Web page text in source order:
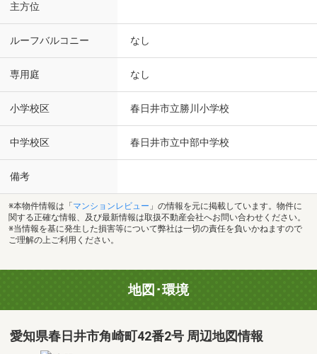
主方位
ルーフバルコニー なし
専用庭 なし
小学校区 春日井市立勝川小学校
中学校区 春日井市立中部中学校
備考
※本物件情報は「 マンションレビュー 」の情報を元に掲載しています。物件に
関する正確な情報、及び最新情報は取扱不動産会社へお問い合わせください。
※当情報を基に発生した損害等について弊社は一切の責任を負いかねますので
ご理解の上ご利用ください。
地図･環境
愛知県春日井市角崎町42番2号 周辺地図情報